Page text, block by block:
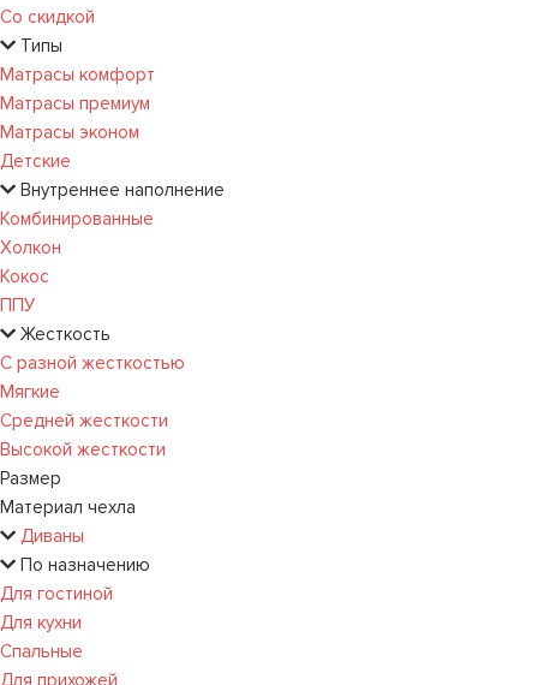
Со скидкой
Типы
Матрасы комфорт
Матрасы премиум
Матрасы эконом
Детские
Внутреннее наполнение
Комбинированные
Холкон
Кокос
ППУ
Жесткость
С разной жесткостью
Мягкие
Средней жесткости
Высокой жесткости
Размер
Материал чехла
Диваны
По назначению
Для гостиной
Для кухни
Спальные
Для прихожей